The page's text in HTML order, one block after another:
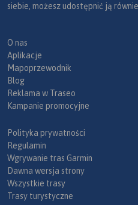
siebie, możesz udostępnić ją
O nas
Aplikacje
Mapoprzewodnik
Blog
Reklama w Traseo
Kampanie promocyjne
Polityka prywatności
Regulamin
Wgrywanie tras Garmin
Dawna wersja strony
Wszystkie trasy
Trasy turystyczne